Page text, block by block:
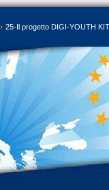
25-Il progetto DIGI-YOUTH